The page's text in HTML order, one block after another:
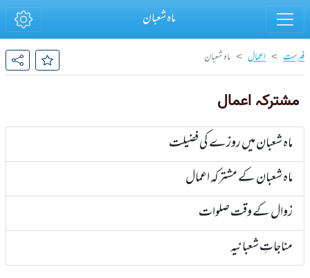
ماہ شعبان
فہرست اعمال ماہ شعبان
مشترکہ اعمال
ماہ شعبان میں روزے کی فضیلت
ماہ شعبان کے مشترکہ اعمال
زوال کے وقت صلوات
مناجاتِ شعبانیہ